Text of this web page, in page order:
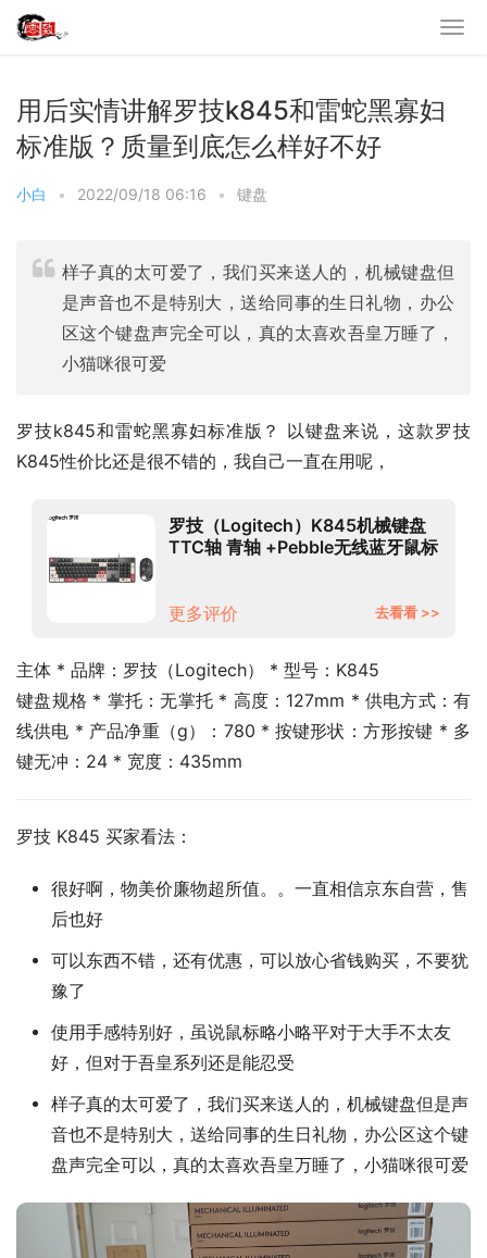
用后实情讲解罗技k845和雷蛇黑寡妇
标准版？质量到底怎么样好不好
小白 • 2022/09/18 06:16 • 键盘
样子真的太可爱了，我们买来送人的，机械键盘但
是声音也不是特别大，送给同事的生日礼物，办公
区这个键盘声完全可以，真的太喜欢吾皇万睡了，
小猫咪很可爱
罗技k845和雷蛇黑寡妇标准版？ 以键盘来说，这款罗技
K845性价比还是很不错的，我自己一直在用呢，
罗技（Logitech）K845机械键盘
TTC轴 青轴 +Pebble无线蓝牙鼠标
更多评价
去看看 >>
主体 * 品牌：罗技（Logitech） * 型号：K845
键盘规格 * 掌托：无掌托 * 高度：127mm * 供电方式：有
线供电 * 产品净重（g）：780 * 按键形状：方形按键 * 多
键无冲：24 * 宽度：435mm
罗技 K845 买家看法：
很好啊，物美价廉物超所值。。一直相信京东自营，售
后也好
可以东西不错，还有优惠，可以放心省钱购买，不要犹
豫了
使用手感特别好，虽说鼠标略小略平对于大手不太友
好，但对于吾皇系列还是能忍受
样子真的太可爱了，我们买来送人的，机械键盘但是声
音也不是特别大，送给同事的生日礼物，办公区这个键
盘声完全可以，真的太喜欢吾皇万睡了，小猫咪很可爱